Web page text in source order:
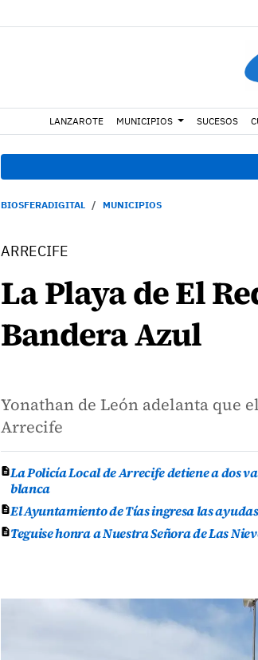
LANZAROTE MUNICIPIOS SUCESOS
BIOSFERADIGITAL MUNICIPIOS
ARRECIFE
La Playa de El
Bandera Azul
Yonathan de León adelanta que
Arrecife
La Policía Local de Arrecife detiene a dos
blanca
El Ayuntamiento de Tías ingresa las
Teguise honra a Nuestra Señora de Las